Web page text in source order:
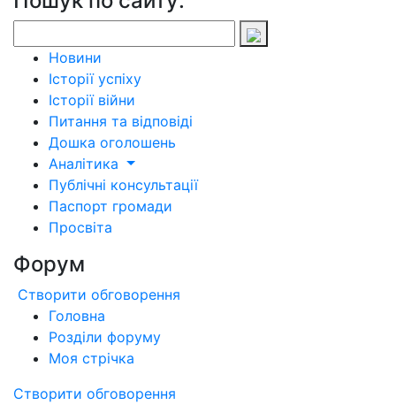
Новини
Історії успіху
Історії війни
Питання та відповіді
Дошка оголошень
Аналітика
Публічні консультації
Паспорт громади
Просвіта
Форум
Створити обговорення
Головна
Розділи форуму
Моя стрічка
Створити обговорення